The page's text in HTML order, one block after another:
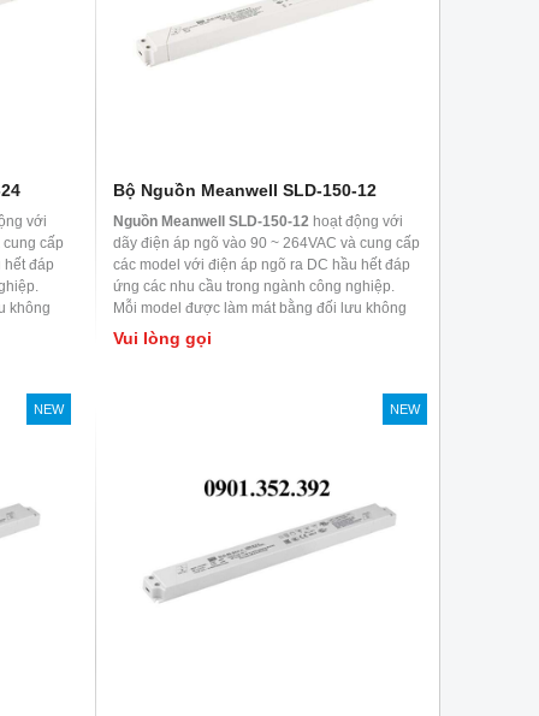
với
cấp
hết đáp
không
động
dụng
Bộ Nguồn Meanwell SLD-150-12
Nguồn Meanwell SLD-150-12hoạt động với
dãy điện áp ngõ vào 90 ~ 264VAC và cung cấp
các model với điện áp ngõ ra DC hầu hết đáp
ứng các nhu cầu trong ngành công nghiệp.
Mỗi model được làm mát bằng đối lưu không
khí, nhiệt độ làm việc lên đến 70
dụng kiểm soát nhà máy hoặc thiết bị tự động
liên quan đến laser, cơ sở đốt cháy, ứng dụng
Vui lòng gọi
NEW NEW